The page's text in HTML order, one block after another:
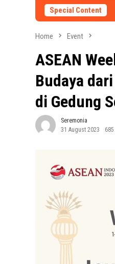
Special Content
Home Event
ASEAN
Budaya
di Gedung
Seremonia
31 August 2023